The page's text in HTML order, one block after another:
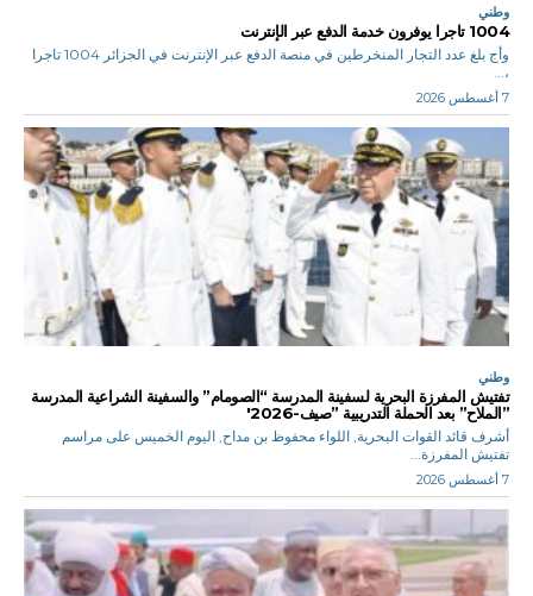
وطني
1004 تاجرا يوفرون خدمة الدفع عبر الإنترنت
وأج بلغ عدد التجار المنخرطين في منصة الدفع عبر الإنترنت في الجزائر 1004 تاجرا
،...
7 أغسطس 2026
وطني
تفتيش المفرزة البحرية لسفينة المدرسة “الصومام” والسفينة الشراعية المدرسة
”الملاح” بعد الحملة التدريبية ”صيف-2026′
أشرف قائد القوات البحرية, اللواء محفوظ بن مداح, اليوم الخميس على مراسم
تفتيش المفرزة...
7 أغسطس 2026